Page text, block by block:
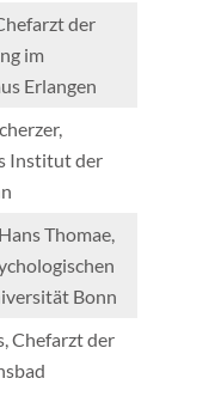
der
im
Erlangen
Institut der
Thomae,
Bonn
Chefarzt der